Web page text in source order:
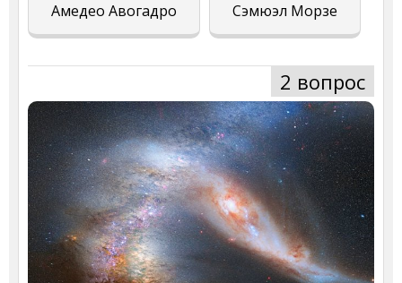
Амедео Авогадро Сэмюэл Морзе
2 вопрос